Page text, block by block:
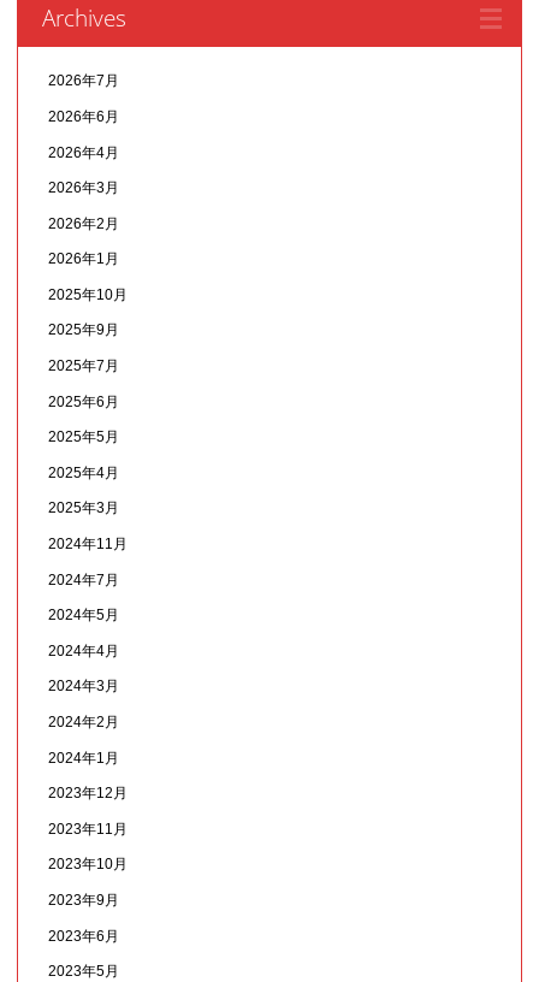
Archives
2026年7月
2026年6月
2026年4月
2026年3月
2026年2月
2026年1月
2025年10月
2025年9月
2025年7月
2025年6月
2025年5月
2025年4月
2025年3月
2024年11月
2024年7月
2024年5月
2024年4月
2024年3月
2024年2月
2024年1月
2023年12月
2023年11月
2023年10月
2023年9月
2023年6月
2023年5月